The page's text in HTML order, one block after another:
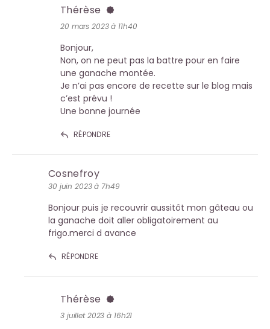
Thérèse
20 mars 2023 à 11h40
Bonjour,
Non, on ne peut pas la battre pour en faire
une ganache montée.
Je n’ai pas encore de recette sur le blog mais
c’est prévu !
Une bonne journée
RÉPONDRE
Cosnefroy
30 juin 2023 à 7h49
Bonjour puis je recouvrir aussitôt mon gâteau ou
la ganache doit aller obligatoirement au
frigo.merci d avance
RÉPONDRE
Thérèse
3 juillet 2023 à 16h21